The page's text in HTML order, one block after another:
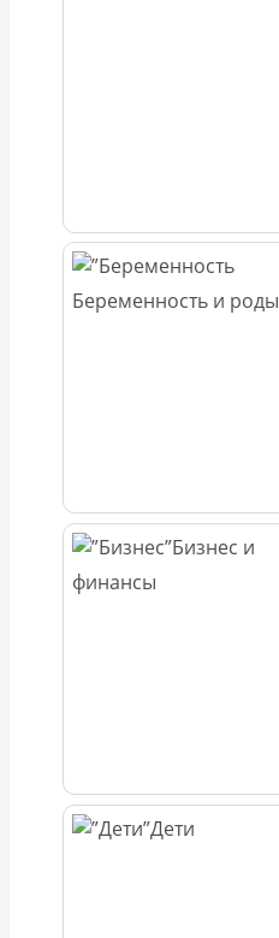
Беременность и роды
Бизнес и
финансы
Дети